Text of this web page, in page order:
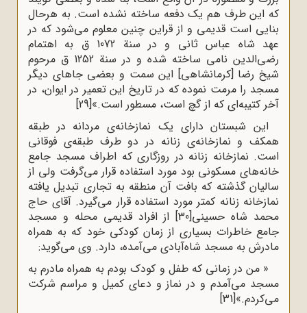
که این‌ طرف هم یک‌ دفعه ساخته نشده است. به‌ هرحال
بنایی است قدیمی و از قراین چنین معلوم می‌شود که در
عهد شاه ‌عباس ثانی و در سنة 1072 ق به اهتمام
رضی‌الدین نامی ساخته شده و در سنة 1252 ق مرحوم
شیخ رضا [کرمانشاهی] این سمت و بعضی جاهای دیگر
مسجد را مرمت نموده که در تاریخ این تعمیر در ایوان، در
آخر کتیبه‌ای که از گچ است، مسطور است.»[29]
این شبستان دارای یک نمازخانه‌ی مردانه در طبقه
همکف و نمازخانه‌ی زنانه در دو طرف طبقه‌ی فوقانی
است. نمازخانه زنانه در روزگاری که اطراف مسجد جامع
خانه‌های مسکونی بود مورد استفاده قرار می‌گرفت ولی از
سالیان گذشته که بافت آن منطقه به تجاری تبدیل یافته
نمازخانه زنانه کمتر مورد استفاده قرار می‌گیرد. آقای حاج
محمد شاه حسینی[30] از افراد قدیمی محله و مسجد
جامع خاطرات بسیاری از زمان کودکی خود که به همراه
مادرش به مسجد شاه‌آبادی می‌آمده، دارد. وی می‌گوید:
« من در زمانی که طفل و کودک بودم به همراه مادرم به
مسجد می‌آمدم و در نماز و دعای کمیل و مراسم شرکت
می‌کردم.»[31]